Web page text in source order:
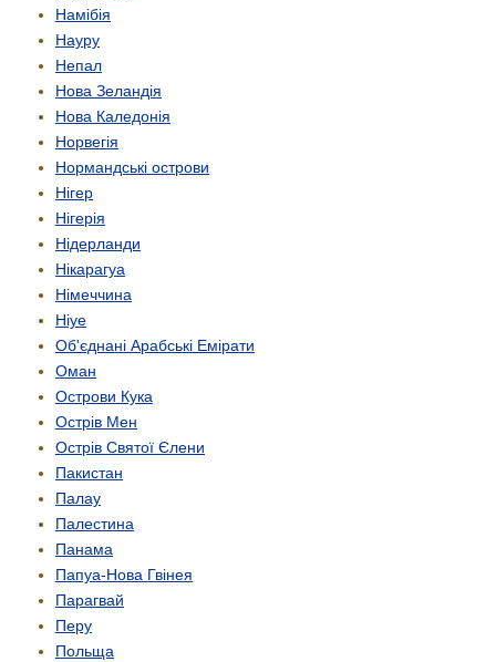
Намібія
Науру
Непал
Нова Зеландія
Нова Каледонія
Норвегія
Нормандські острови
Нігер
Нігерія
Нідерланди
Нікарагуа
Німеччина
Ніуе
Об'єднані Арабські Емірати
Оман
Острови Кука
Острів Мен
Острів Святої Єлени
Пакистан
Палау
Палестина
Панама
Папуа-Нова Гвінея
Парагвай
Перу
Польща